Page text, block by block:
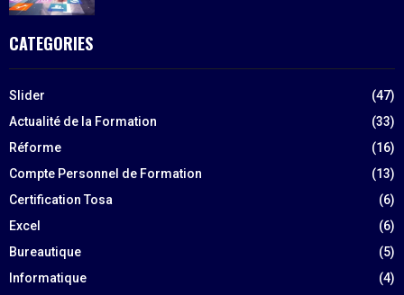
CATEGORIES
Slider
(47)
Actualité de la Formation
(33)
Réforme
(16)
Compte Personnel de Formation
(13)
Certification Tosa
(6)
Excel
(6)
Bureautique
(5)
Informatique
(4)